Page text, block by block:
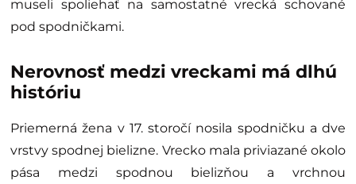
museli spoliehať na samostatné vrecká schované
pod spodničkami.
Nerovnosť medzi vreckami má dlhú
históriu
Priemerná žena v 17. storočí nosila spodničku a dve
vrstvy spodnej bielizne. Vrecko mala priviazané okolo
pása medzi spodnou bielizňou a vrchnou